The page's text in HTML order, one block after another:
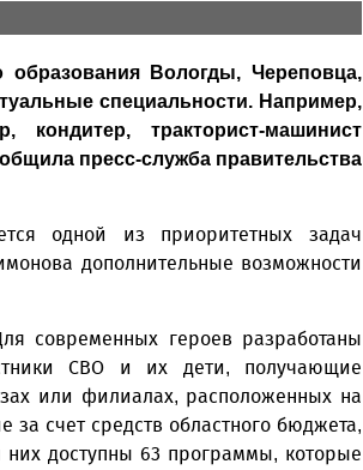
образования Вологды, Череповца,
специальности. Например,
кондитер, тракторист-машинист
пресс-служба правительства
одной из приоритетных задач
дополнительные возможности
современных героев разработаны
СВО и их дети, получающие
или филиалах, расположенных на
счет средств областного бюджета,
них доступны 63 программы, которые